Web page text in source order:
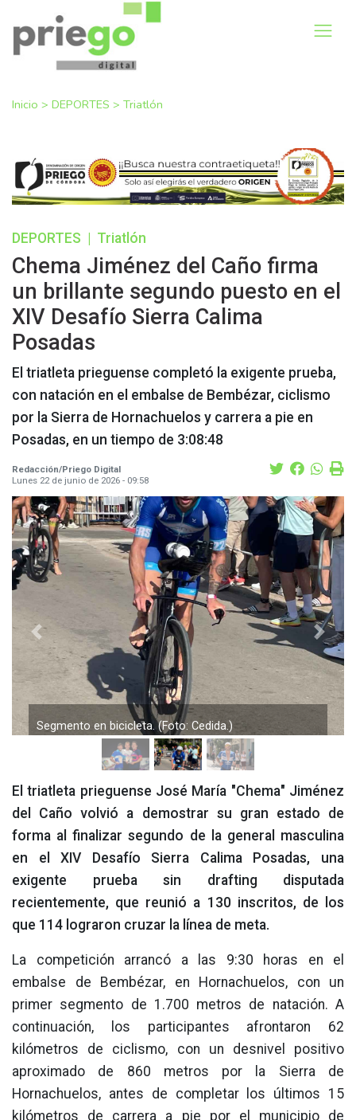
Inicio > DEPORTES > Triatlón
DEPORTES Triatlón
Chema Jiménez del Caño firma
un brillante segundo puesto en el
XIV Desafío Sierra Calima
Posadas
El triatleta prieguense completó la exigente prueba,
con natación en el embalse de Bembézar, ciclismo
por la Sierra de Hornachuelos y carrera a pie en
Posadas, en un tiempo de 3:08:48
Redacción/Priego Digital
Lunes 22 de junio de 2026 - 09:58
Chema Jiménez en la carrera a pie. (Foto: Cedida.)
Previous Next
El triatleta prieguense José María "Chema" Jiménez
del Caño volvió a demostrar su gran estado de
forma al finalizar segundo de la general masculina
en el XIV Desafío Sierra Calima Posadas, una
exigente prueba sin drafting disputada
recientemente, que reunió a 130 inscritos, de los
que 114 lograron cruzar la línea de meta.
La competición arrancó a las 9:30 horas en el
embalse de Bembézar, en Hornachuelos, con un
primer segmento de 1.700 metros de natación. A
continuación, los participantes afrontaron 62
kilómetros de ciclismo, con un desnivel positivo
aproximado de 860 metros por la Sierra de
Hornachuelos, antes de completar los últimos 15
kilómetros de carrera a pie por el municipio de